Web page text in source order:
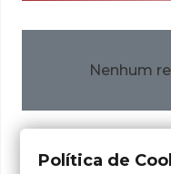
Nenhum
Política de